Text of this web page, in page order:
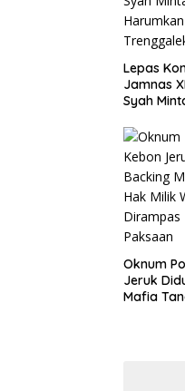
Lepas
Jamnas
Syah
Oknum
Jeruk
Mafia